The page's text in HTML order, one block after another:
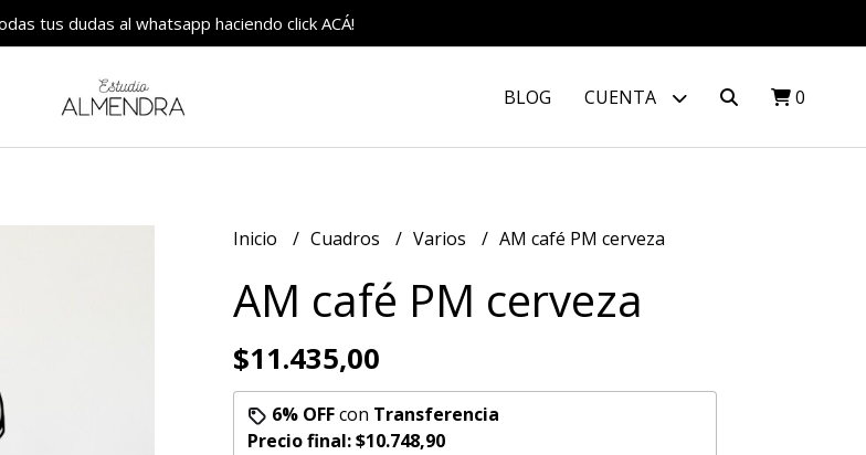
tus dudas al whatsapp haciendo click ACÁ!
BLOG CUENTA 0
Inicio Cuadros Varios AM café PM cerveza
AM café PM cerveza
$11.435,00
6% OFFcon Transferencia
Precio final:$10.748,90